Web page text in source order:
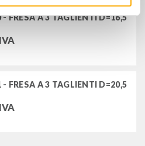
FRESA A 3 TAGLIENTI D=16,5
FRESA A 3 TAGLIENTI D=20,5